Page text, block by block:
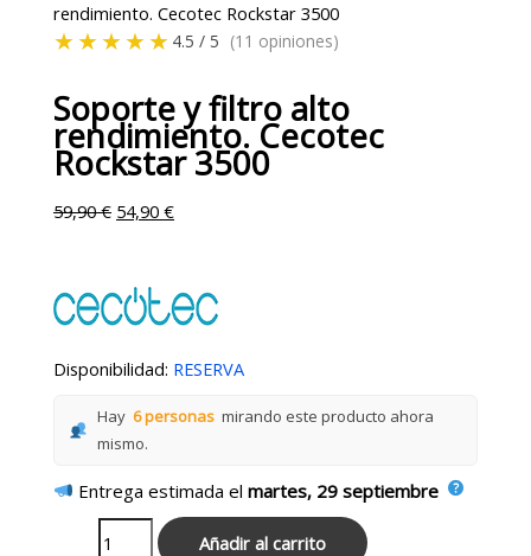
rendimiento. Cecotec Rockstar 3500
★★★★★ 4.5 / 5 (11 opiniones)
Soporte y filtro alto
rendimiento. Cecotec
Rockstar 3500
59,90€ 54,90€
Disponibilidad: RESERVA
Hay 6 personas mirando este producto ahora
mismo.
Entrega estimada elmartes, 29 septiembre
Añadir al carrito